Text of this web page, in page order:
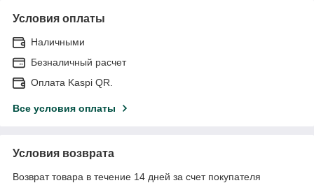
Условия оплаты
Наличными
Безналичный расчет
Оплата Kaspi QR.
Все условия оплаты
Условия возврата
Возврат товара в течение 14 дней за счет покупателя